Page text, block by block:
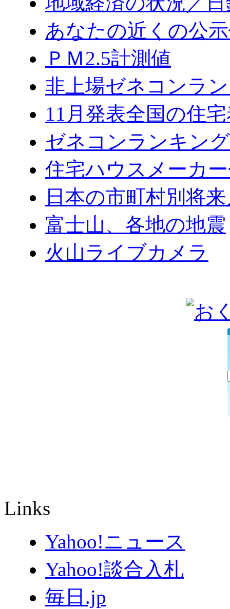
あなたの近くの公
ＰＭ2.5計測値
非上場ゼネコンラ
11月発表全国の住
ゼネコンランキン
住宅ハウスメーカ
日本の市町村別将
富士山、各地の地震
火山ライブカメラ
Links
Yahoo!ニュース
Yahoo!談合入札
毎日.jp